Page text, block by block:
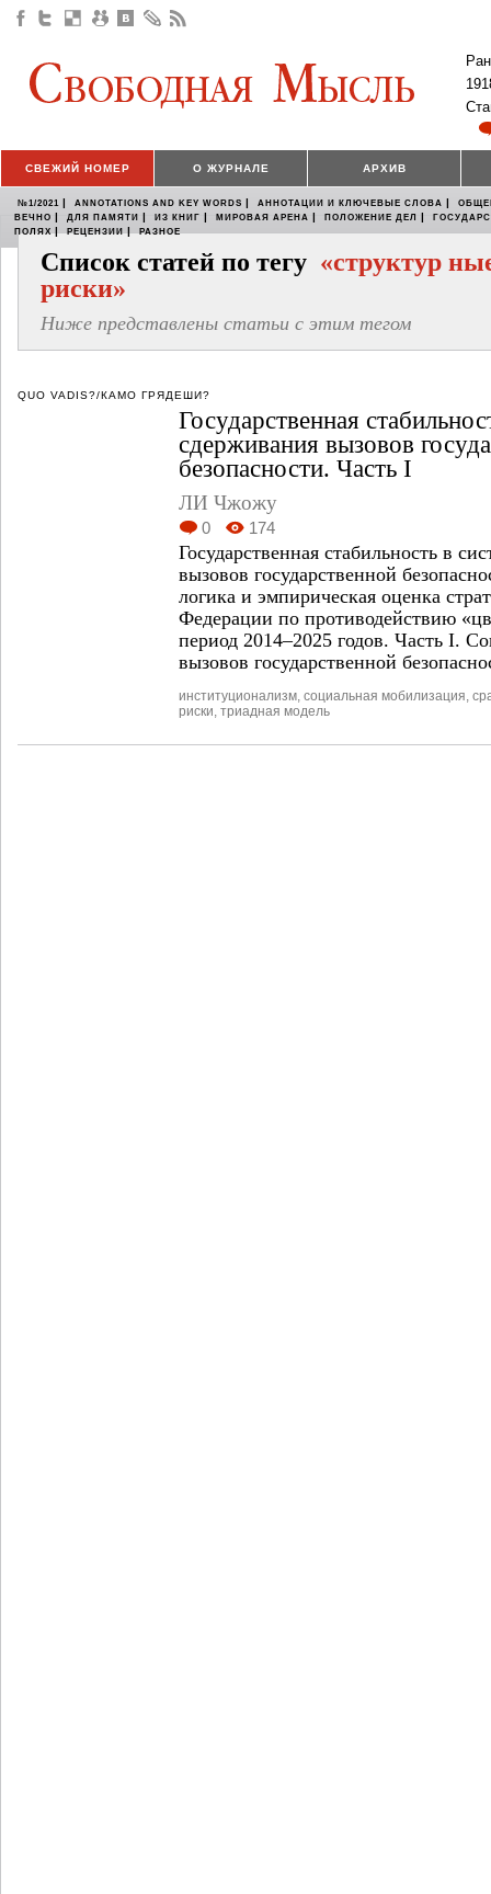
СВЕЖИЙ НОМЕР О ЖУРНАЛЕ АРХИВ
№1/2021 | ANNOTATIONS AND KEY WORDS | АННОТАЦИИ И КЛЮЧЕВЫЕ СЛОВА |
ВЕЧНО | ДЛЯ ПАМЯТИ | ИЗ КНИГ | МИРОВАЯ АРЕНА | ПОЛОЖЕНИЕ ДЕЛ |
ПОЛЯХ | РЕЦЕНЗИИ | РАЗНОЕ
Список статей по тегу «структур
риски»
Ниже представлены статьи с этим тегом
QUO VADIS?/КАМО ГРЯДЕШИ?
Государственная
сдерживания вызовов
безопасности. Часть I
ЛИ Чжожу
0 174
Государственная стабильность в
вызовов государственной
логика и эмпирическая оценка
Федерации по противодействию
период 2014–2025 годов. Часть I.
вызовов государственной
институционализм социальная мобилизация
риски триадная модель